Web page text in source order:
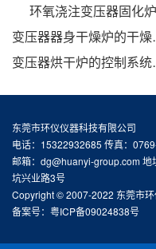
环氧浇注变压器固化炉
变压
变压
东莞市环仪仪器科技有限公司
电话：15322932685 传真：
邮箱：dg@huanyi-group.com
坑兴业路3号
Copyright © 2007-2022 东莞市
备案号： 粤ICP备09024838号